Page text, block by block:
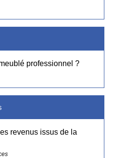
professionnel ?
revenus issus de la